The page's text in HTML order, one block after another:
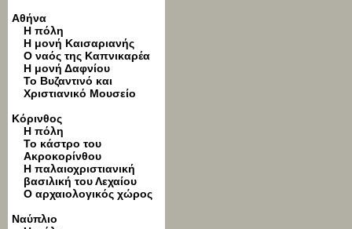
Αθήνα
Η πόλη
Η μονή Καισαριανής
Ο ναός της Καπνικαρέα
Η μονή Δαφνίου
Το Βυζαντινό και
Χριστιανικό Μουσείο
Κόρινθος
Η πόλη
Το κάστρο του
Ακροκορίνθου
Η παλαιοχριστιανική
βασιλική του Λεχαίου
Ο αρχαιολογικός χώρος
Ναύπλιο